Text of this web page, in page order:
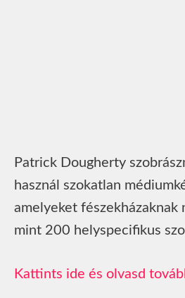
Patrick Dougherty
használ szokatlan
amelyeket fészekházaknak
mint 200 helyspecifikus